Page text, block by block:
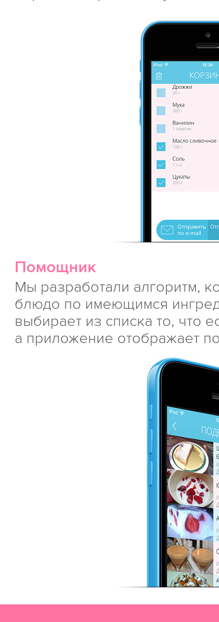
Помощник
Мы разработали алгоритм,
блюдо по имеющимся
выбирает из списка то, что
а приложение отображает